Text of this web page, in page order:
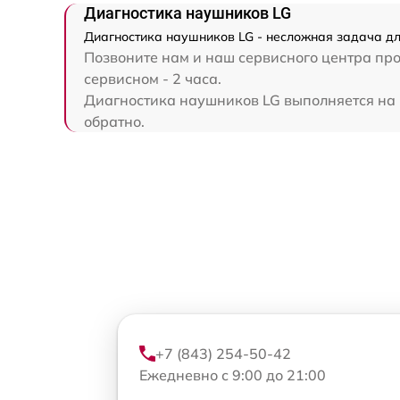
Диагностика наушников LG
Диагностика наушников LG - несложная задача
Позвоните нам и наш сервисного центра
сервисном - 2 часа.
Диагностика наушников LG выполняется
обратно.
+7 (843) 254-50-42
Ежедневно с 9:00 до 21:00